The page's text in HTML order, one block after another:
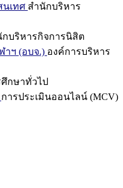
นเทศ สำนักบริหาร
กบริหารกิจการนิสิต
าฯ (อบจ.) องค์การบริหาร
กษาทั่วไป
การประเมินออนไลน์ (MCV)